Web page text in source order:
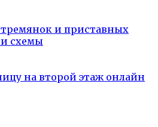
и приставных
схемы
на второй этаж онлайн